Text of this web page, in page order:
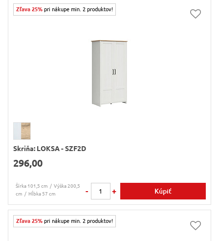
Zľava 25% pri nákupe min. 2 produktov!
Skriňa: LOKSA - SZF2D
296,00
Šírka 101,5 cm
Výška 200,5
cm
Hĺbka 57 cm - + Kúpiť
Zľava 25% pri nákupe min. 2 produktov!